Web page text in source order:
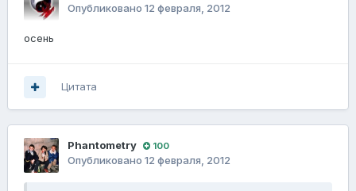
Опубликовано 12 февраля, 2012
осень
Цитата
Phantometry 100
Опубликовано 12 февраля, 2012